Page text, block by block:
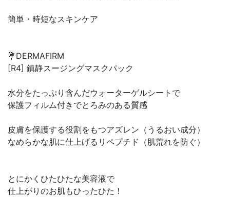
簡単・時短なスキンケア
💐DERMAFIRM
[R4] 鎮静スージングマスクパック
水分をたっぷり含んだウォーターゲルシートで
保護フィルム付きでとろみのある質感
皮膚を保護する役割をもつアズレン（うるおい成分）
なめらかな肌に仕上げるリペプチド（肌荒れを防ぐ）
とにかくひたひたな美容液で
仕上がりのお肌もひったひた！